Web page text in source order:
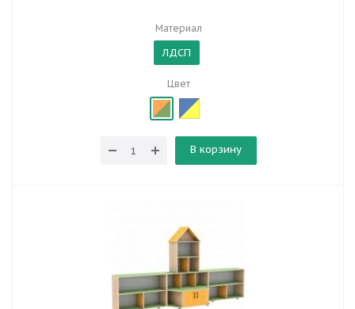
Материал
ЛДСП
Цвет
В корзину